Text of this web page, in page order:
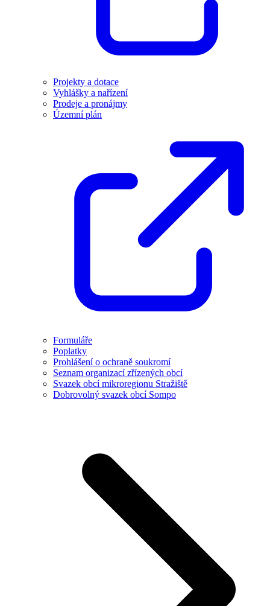
Projekty a dotace
Vyhlášky a nařízení
Prodeje a pronájmy
Územní plán
Formuláře
Poplatky
Prohlášení o ochraně soukromí
Seznam organizací zřízených obcí
Svazek obcí mikroregionu Stražiště
Dobrovolný svazek obcí Sompo